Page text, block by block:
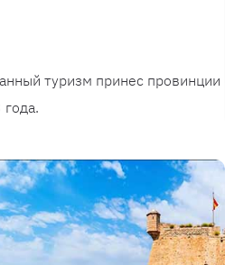
туризм принес провинции